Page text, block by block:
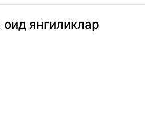
янгиликлар